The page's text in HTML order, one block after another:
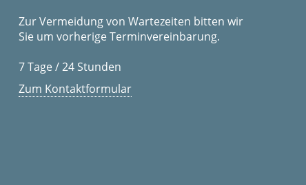
Zur Vermeidung von Wartezeiten bitten wir
Sie um vorherige Terminvereinbarung.
7 Tage / 24 Stunden
Zum Kontaktformular